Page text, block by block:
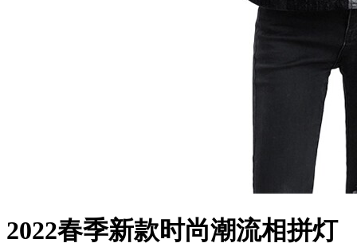
2022春季新款时尚潮流相拼灯